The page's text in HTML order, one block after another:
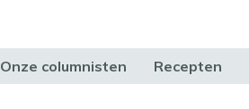
Onze columnisten Recepten